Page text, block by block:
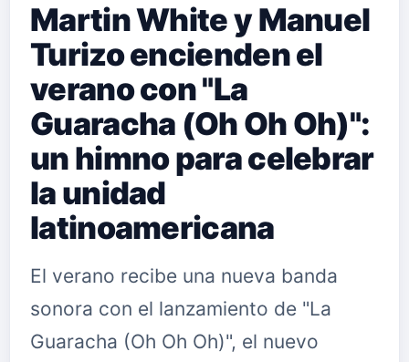
Martin White y Manuel
Turizo encienden el
verano con "La
Guaracha (Oh Oh Oh)":
un himno para celebrar
la unidad
latinoamericana
El verano recibe una nueva banda
sonora con el lanzamiento de "La
Guaracha (Oh Oh Oh)", el nuevo